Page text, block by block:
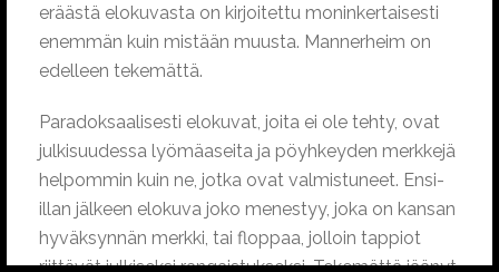
eräästä elokuvasta on kirjoitettu moninkertaisesti
enemmän kuin mistään muusta. Mannerheim on
edelleen tekemättä.
Paradoksaalisesti elokuvat, joita ei ole tehty, ovat
julkisuudessa lyömäaseita ja pöyhkeyden merkkejä
helpommin kuin ne, jotka ovat valmistuneet. Ensi-
illan jälkeen elokuva joko menestyy, joka on kansan
hyväksynnän merkki, tai floppaa, jolloin tappiot
riittävät julkiseksi rangaistukseksi. Tekemättä jäänyt